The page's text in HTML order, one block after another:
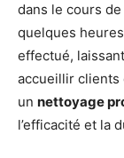
dans le cours
quelques
effectué,
accueillir clients
un nettoyage
l’efficacité et la